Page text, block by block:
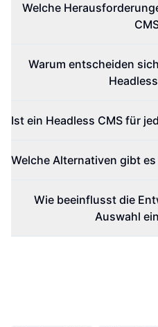
Welche
Warum entscheiden
Ist ein Headless CMS für
Welche Alternativen gibt
Wie beeinflusst die
Auswahl